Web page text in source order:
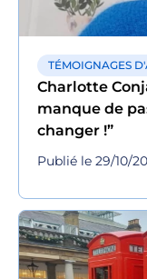
TÉMOIGNAGES
Charlotte
manque de
changer !”
Publié le 29/10/